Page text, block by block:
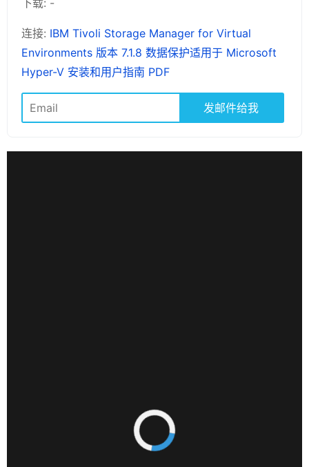
下载: -
连接: IBM Tivoli Storage Manager for Virtual
Environments 版本 7.1.8 数据保护适用于 Microsoft
Hyper-V 安装和用户指南 PDF
发邮件给我